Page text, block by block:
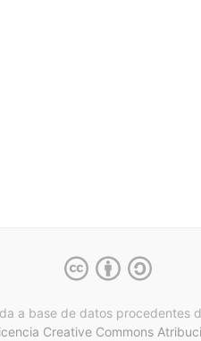
a base de datos procedentes
Creative Commons